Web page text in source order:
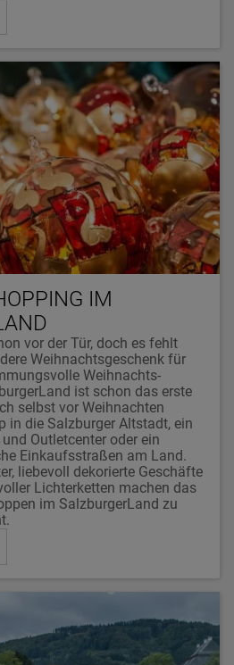
IM
vor der Tür, doch es fehlt
Weihnachtsgeschenk für
Weihnachts-
ist schon das erste
selbst vor Weihnachten
in die Salzburger Altstadt, ein
Outletcenter oder ein
Einkaufsstraßen am Land.
liebevoll dekorierte Geschäfte
Lichterketten machen das
im SalzburgerLand zu